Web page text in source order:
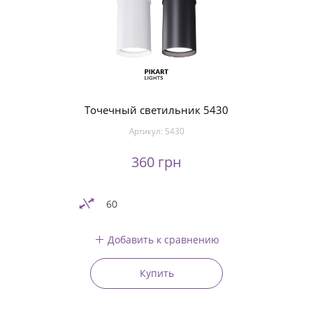
Точечный светильник 5430
Артикул: 5430
360 грн
60
Добавить к сравнению
Купить